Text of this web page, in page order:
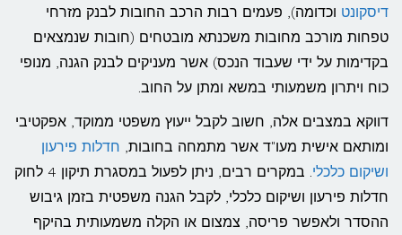
דיסקונט וכדומה), פעמים רבות הרכב החובות לבנק מזרחי
טפחות מורכב מחובות משכנתא מובטחים (חובות שנמצאים
בקדימות על ידי שעבוד הנכס) אשר מעניקים לבנק הגנה, מנופי
כוח ויתרון משמעותי במשא ומתן על החוב.
דווקא במצבים אלה, חשוב לקבל ייעוץ משפטי ממוקד, אפקטיבי
ומותאם אישית מעו"ד אשר מתמחה בחובות, חדלות פירעון
ושיקום כלכלי
. במקרים רבים, ניתן לפעול במסגרת תיקון 4 לחוק
חדלות פירעון ושיקום כלכלי, לקבל הגנה משפטית בזמן גיבוש
ההסדר ולאפשר פריסה, צמצום או הקלה משמעותית בהיקף